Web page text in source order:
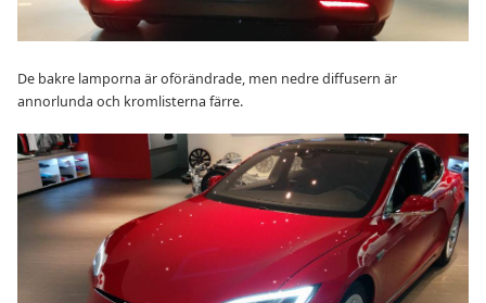
De bakre lamporna är oförändrade, men nedre diffusern är
annorlunda och kromlisterna färre.